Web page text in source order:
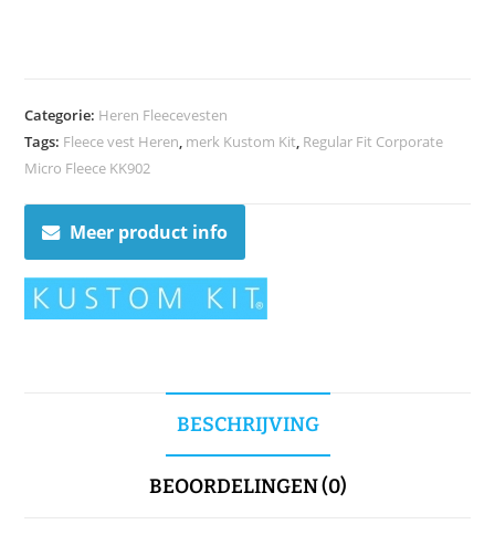
Categorie: Heren Fleecevesten
Tags: Fleece vest Heren, merk Kustom Kit, Regular Fit Corporate
Micro Fleece KK902
Meer product info
BESCHRIJVING
BEOORDELINGEN (0)